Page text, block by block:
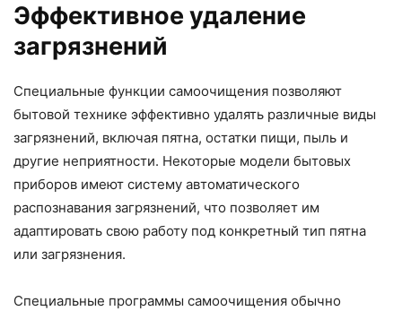
Эффективное удаление
загрязнений
Специальные функции самоочищения позволяют
бытовой технике эффективно удалять различные виды
загрязнений, включая пятна, остатки пищи, пыль и
другие неприятности. Некоторые модели бытовых
приборов имеют систему автоматического
распознавания загрязнений, что позволяет им
адаптировать свою работу под конкретный тип пятна
или загрязнения.
Специальные программы самоочищения обычно